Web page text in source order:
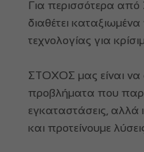
Για περισσότερα
διαθέτει
τεχνολογίας για
ΣΤΟΧΟΣ μας είναι να
προβλήματα που
εγκαταστάσεις,
και προτείνουμε